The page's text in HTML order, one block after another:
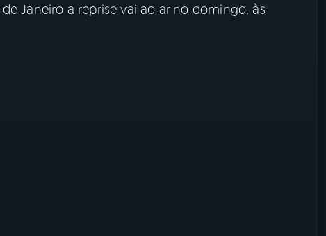
Janeiro a reprise vai ao ar no domingo, às